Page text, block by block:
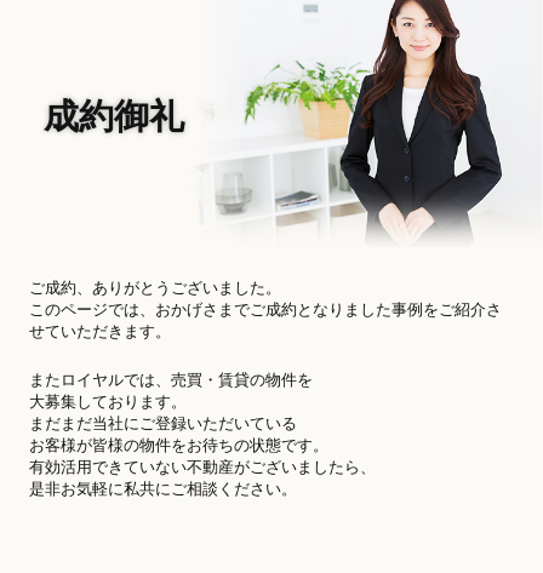
成約御礼
ご成約、ありがとうございました。
このページでは、おかげさまでご成約となりました事例をご紹介さ
せていただきます。
またロイヤルでは、売買・賃貸の物件を
大募集しております。
まだまだ当社にご登録いただいている
お客様が皆様の物件をお待ちの状態です。
有効活用できていない不動産がございましたら、
是非お気軽に私共にご相談ください。
会員登録